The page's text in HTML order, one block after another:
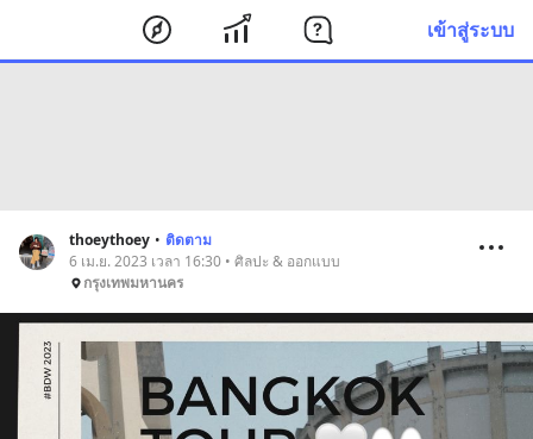
เข้าสู่ระบบ
thoeythoey • ติดตาม
6 เม.ย. 2023 เวลา 16:30 • ศิลปะ & ออกแบบ
กรุงเทพมหานคร